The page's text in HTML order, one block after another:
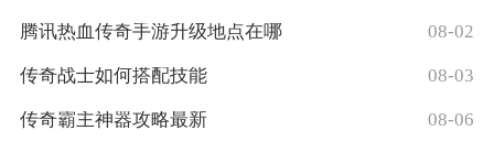
腾讯热血传奇手游升级地点在哪 08-02
传奇战士如何搭配技能 08-03
传奇霸主神器攻略最新 08-06